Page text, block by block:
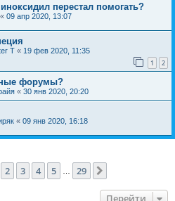
перестал помогать?
« 09 апр 2020, 13:07
T « 19 фев 2020, 11:35
1 2
форумы?
« 30 янв 2020, 20:20
« 09 янв 2020, 16:18
из 29
2 3 4 5 29
Перейти